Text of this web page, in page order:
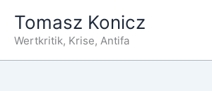
Inhalt
springen
Tomasz Konicz
Wertkritik, Krise, Antifa